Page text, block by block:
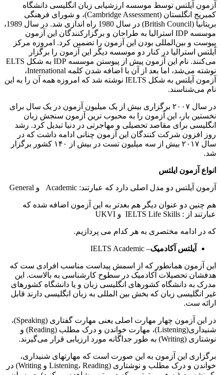
آزمون آیلتس توسط موسسه ارزشیابی زبان انگلیسی دانشگاه
کمبریج انگلستان (Cambridge Assessment)، و شورای فرهنگی
بریتانیا (British Council) در سال 1980 راه اندازی شد. در سال 1989،
موسسه IDP استرالیا به طراحان و برگزارکنندگان این آزمون
پیوست و بین‌المللی بودن این آزمون را تضمین کرد. امروزه مرکز
آیلتس استرالیا در کنار دو موسسه دیگر این آزمون را برگزار
می‌کنند. نام این آزمون پیش از پیوستن موسسه IDP به شکل ELTS
نوشته می‌شد، اما بعد از آن با اضافه شدن کلمه International،
آزمون آیلتس به شکل IELTS نوشته شد که امروزه همه آن را به این
نام می‌شناسند.
در سال ۲۰۰۷ برگزاری بیش از یک میلیون آزمون در یک سال برای
نخستین بار، این آزمون را به محبوب ترین آزمون سنجش زبان
انگلیسی برای مقاصد تحصیلی و مهاجرتی در دنیا تبدیل کرد. رشد
روز افزون شرکت کنندگان این آزمون چنانی ادامه داشت که در
سال ۲۰۱۷ بیش از سه میلیون تست در بیش از ۱۴۰ کشور برگزار
شد.
انواع آزمون ایلتس
آزمون آیلتس دو مدل اصلی دارد که عبارتند: Academic و General
هم چنین دو عنوان دیگر هم بعدتر به این آزمون اضافه شده که
عبارتند از : IELTS Life Skills و UKVI
که در ادامه مختصری به هر کدام می پردازیم.
آیلتس آکادمیک– IELTS Academic
این آزمون همانطور که از اسمش پیداست مناسب افرادی ست که
هدفشان تحصیلات آکادمیک در سطوح کارشناسی به بالاست. این
مدرک به دانشگاه‌ کشورهای انگلیسی زبان و یا دانشگاه کشورهای
غیر انگلیسی زبان که بخش بین المللی به زبان انگلیسی دارند قابل
ارائه ست.
در این آزمون چهار مهارت اصلی یعنی مهارت گفتاری (Speaking)،
شنیداری(Listening)، مهارت خواندن و درک مطلب (Reading) و
نوشتاری (Writing) به طور جداگانه مورد ارزیابی قرار می‌گیرند.
برگزاری این آزمون به این صورت است که مهارتهای شنیداری،
خواندن و درک مطلب و نوشتاری (Listening، Reading و Writing) در